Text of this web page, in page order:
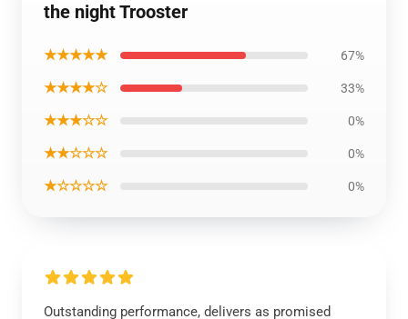
the night Trooster
★★★★★ 67%
★★★★☆ 33%
★★★☆☆ 0%
★★☆☆☆ 0%
★☆☆☆☆ 0%
Outstanding performance, delivers as promised